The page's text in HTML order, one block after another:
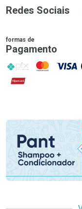
Redes Sociais
formas de
Pagamento
PIX MasterCard
VISA
Hipercard
Promoção